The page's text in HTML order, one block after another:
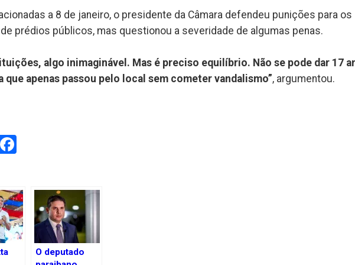
a 8 de janeiro, o presidente da Câmara defendeu punições para os
prédios públicos, mas questionou a severidade de algumas penas.
algo inimaginável. Mas é preciso equilíbrio. Não se pode dar 17
que apenas passou pelo local sem cometer vandalismo”, argumentou.
Twitter
O deputado